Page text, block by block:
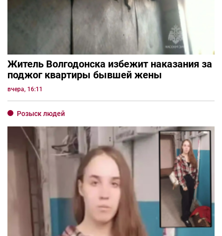
Житель Волгодонска избежит наказания за
поджог квартиры бывшей жены
вчера, 16:11
Розыск людей